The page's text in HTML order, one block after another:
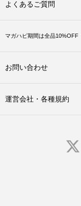
よくあるご質問
マガハピ期間は全品10%OFF
お問い合わせ
運営会社・各種規約